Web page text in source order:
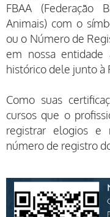
FBAA (Federação
Animais) com o
ou o Número de
em nossa
histórico dele junto à
Como suas
cursos que o
registrar elogios e
número de registro